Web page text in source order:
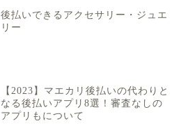
後払いできるアクセサリー・ジュエ
リー
【2023】マエカリ後払いの代わりと
なる後払いアプリ8選！審査なしの
アプリもについて